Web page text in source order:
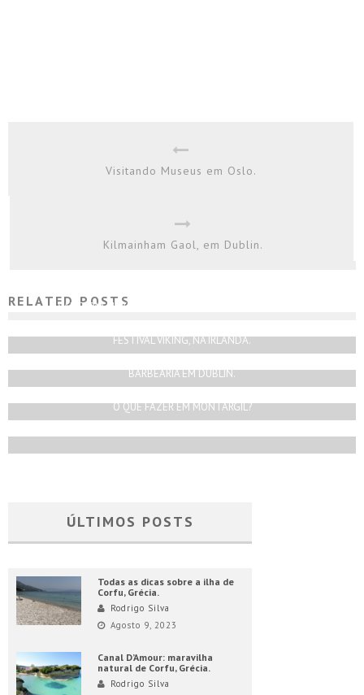
Visitando Museus em Oslo.
Kilmainham Gaol, em Dublin.
RELATED POSTS
SAINT PATRICK’S DAY NA IRLANDA: DIRETO NA FONTE.
FESTIVAL VIKING, NA IRLANDA.
BARBEARIA EM DUBLIN.
O QUE FAZER EM MONTARGIL?
ÚLTIMOS POSTS
Todas as dicas sobre a ilha de
Corfu, Grécia.
Rodrigo Silva
Agosto 9, 2023
Canal D’Amour: maravilha
natural de Corfu, Grécia.
Rodrigo Silva